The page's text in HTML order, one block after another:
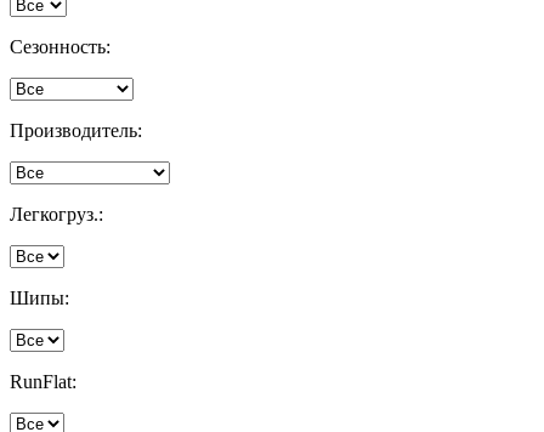
Сезонность:
Производитель:
Легкогруз.:
Шипы:
RunFlat: